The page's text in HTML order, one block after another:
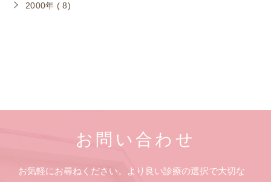
2000年 ( 8)
お問い合わせ
お気軽にお尋ねください。より良い診療の選択で大切な